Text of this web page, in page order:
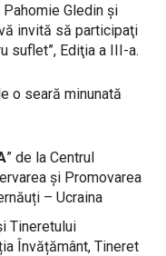
Gledin şi
invită să participaţi
suflet”, Ediţia a III-a.
o seară minunată
” de la Centrul
și Promovarea
– Ucraina
Tineretului
Învățământ, Tineret